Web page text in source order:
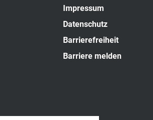
Impressum
Datenschutz
Barrierefreiheit
Barriere melden